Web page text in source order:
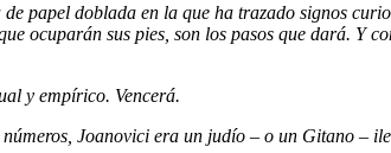
papel doblada en la que ha trazado signos
ocuparán sus pies, son los pasos que dará. Y
y empírico. Vencerá.
Joanovici era un judío – o un Gitano –